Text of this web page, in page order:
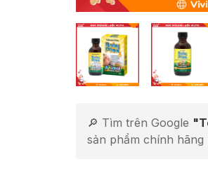
🔎 Tìm trên Google
sản phẩm chính